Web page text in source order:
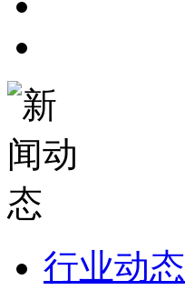
行业动态